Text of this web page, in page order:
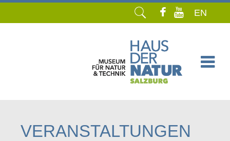
EN
VERANSTALTUNGEN